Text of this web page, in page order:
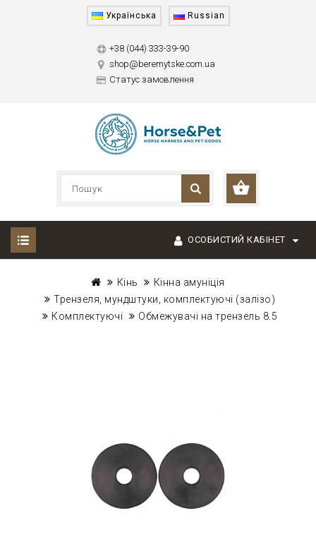
Українська Russian
+38 (044) 333-39-90
shop@beremytske.com.ua
Статус замовлення
ОСОБИСТИЙ КАБІНЕТ
Кінь
Кінна амуніція
Трензеля, мундштуки, комплектуючі (залізо)
Комплектуючі
Обмежувачі на трензель 8.5